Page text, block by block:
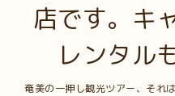
店です。キ
レンタル
奄美の一押し観光ツアー、それ